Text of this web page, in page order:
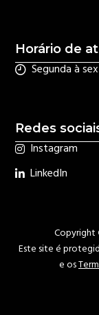
Horário de
Segunda à
Redes
Instagram
LinkedIn
Copyright
Este site é
e os